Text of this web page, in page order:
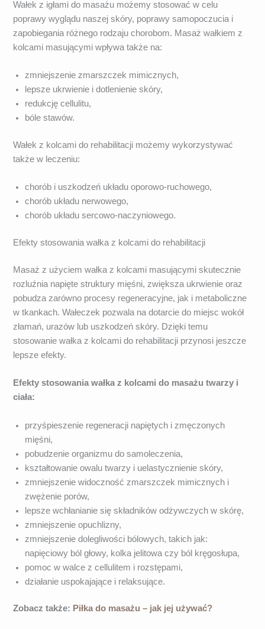
Wałek z igłami do masażu możemy stosować w celu
poprawy wyglądu naszej skóry, poprawy samopoczucia i
zapobiegania różnego rodzaju chorobom. Masaż wałkiem z
kolcami masującymi wpływa także na:
zmniejszenie zmarszczek mimicznych,
lepsze ukrwienie i dotlenienie skóry,
redukcję cellulitu,
bóle stawów.
Wałek z kolcami do rehabilitacji możemy wykorzystywać
także w leczeniu:
chorób i uszkodzeń układu oporowo-ruchowego,
chorób układu nerwowego,
chorób układu sercowo-naczyniowego.
Efekty stosowania wałka z kolcami do rehabilitacji
Masaż z użyciem wałka z kolcami masującymi skutecznie
rozluźnia napięte struktury mięśni, zwiększa ukrwienie oraz
pobudza zarówno procesy regeneracyjne, jak i metaboliczne
w tkankach. Wałeczek pozwala na dotarcie do miejsc wokół
złamań, urazów lub uszkodzeń skóry. Dzięki temu
stosowanie wałka z kolcami do rehabilitacji przynosi jeszcze
lepsze efekty.
Efekty stosowania wałka z kolcami do masażu twarzy i
ciała:
przyśpieszenie regeneracji napiętych i zmęczonych
mięśni,
pobudzenie organizmu do samoleczenia,
kształtowanie owalu twarzy i uelastycznienie skóry,
zmniejszenie widoczność zmarszczek mimicznych i
zwężenie porów,
lepsze wchłanianie się składników odżywczych w skórę,
zmniejszenie opuchlizny,
zmniejszenie dolegliwości bólowych, takich jak:
napięciowy ból głowy, kolka jelitowa czy ból kręgosłupa,
pomoc w walce z cellulitem i rozstępami,
działanie uspokajające i relaksujące.
Zobacz także: Piłka do masażu – jak jej używać?